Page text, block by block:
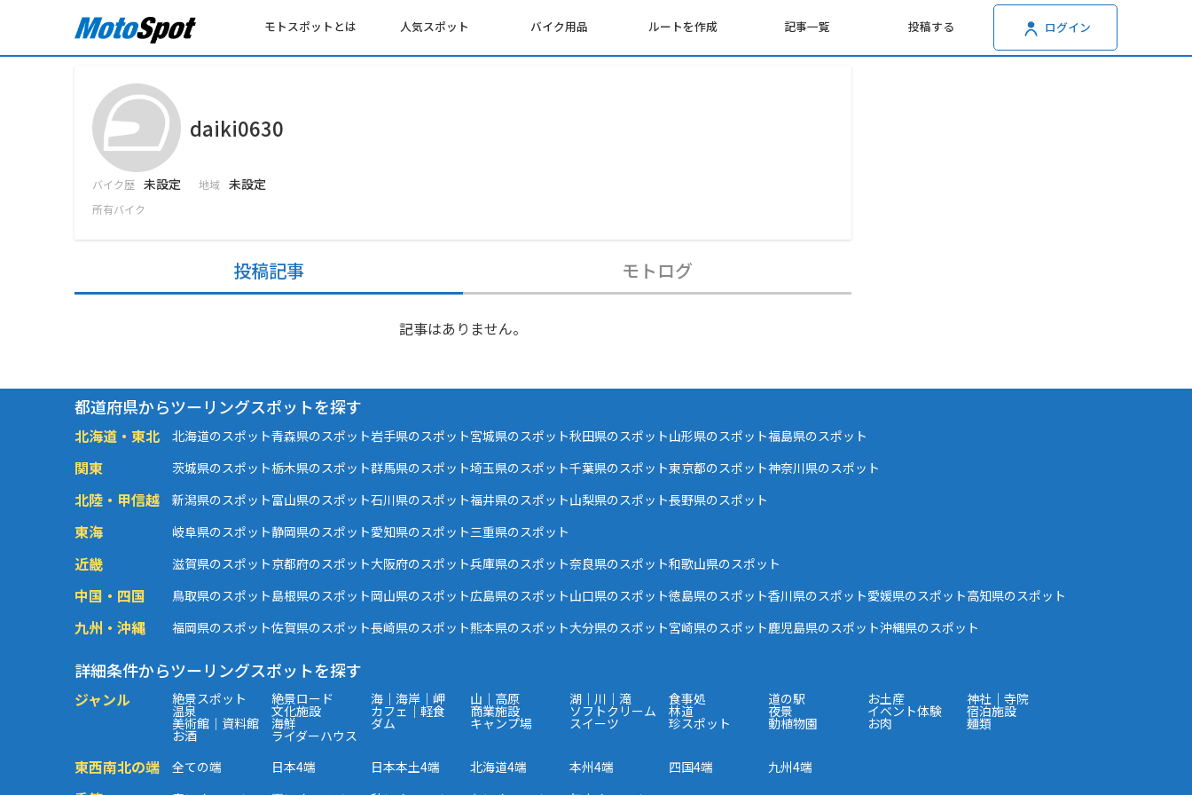
モトスポットとは 人気スポット バイク用品 ルートを作成 記事一覧 投稿する ログイン
daiki0630
バイク歴 未設定 地域 未設定
所有バイク
投稿記事 モトログ
記事はありません。
都道府県からツーリングスポットを探す
北海道・東北 北海道のスポット青森県のスポット岩手県のスポット宮城県のスポット秋田県のスポット山形県のスポット福島県のスポット
関東 茨城県のスポット栃木県のスポット群馬県のスポット埼玉県のスポット千葉県のスポット東京都のスポット神奈川県のスポット
北陸・甲信越 新潟県のスポット富山県のスポット石川県のスポット福井県のスポット山梨県のスポット長野県のスポット
東海 岐阜県のスポット静岡県のスポット愛知県のスポット三重県のスポット
近畿 滋賀県のスポット京都府のスポット大阪府のスポット兵庫県のスポット奈良県のスポット和歌山県のスポット
中国・四国 鳥取県のスポット島根県のスポット岡山県のスポット広島県のスポット山口県のスポット徳島県のスポット香川県のスポット愛媛県のスポット高知県のスポット
九州・沖縄 福岡県のスポット佐賀県のスポット長崎県のスポット熊本県のスポット大分県のスポット宮崎県のスポット鹿児島県のスポット沖縄県のスポット
詳細条件からツーリングスポットを探す
ジャンル 絶景スポット 絶景ロード 海｜海岸｜岬 山｜高原 湖｜川｜滝 食事処 道の駅 お土産 神社｜寺院
温泉 文化施設 カフェ｜軽食 商業施設 ソフトクリーム 林道 夜景 イベント体験 宿泊施設
美術館｜資料館 海鮮 ダム キャンプ場 スイーツ 珍スポット 動植物園 お肉 麺類
お酒 ライダーハウス
東西南北の端 全ての端 日本4端 日本本土4端 北海道4端 本州4端 四国4端 九州4端